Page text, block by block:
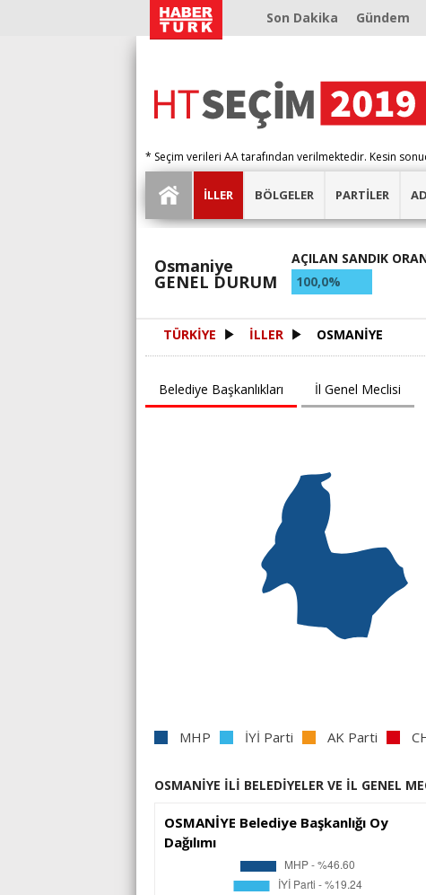
Son Dakika Gündem
* Seçim verileri AA tarafından verilmektedir. Kesin
İLLER BÖLGELER PARTİLER
Osmaniye
GENEL DURUM
AÇILAN SANDIK
100,0%
TÜRKİYE İLLER OSMANİYE
Belediye Başkanlıkları İl Genel Meclisi
MHP
İYİ Parti AK Parti
OSMANİYE İLİ BELEDİYELER VE İL GENEL
OSMANİYE Belediye Başkanlığı Oy
Dağılımı